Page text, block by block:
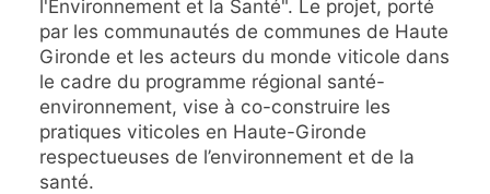
l'Environnement et la Santé". Le projet, porté
par les communautés de communes de Haute
Gironde et les acteurs du monde viticole dans
le cadre du programme régional santé-
environnement, vise à co-construire les
pratiques viticoles en Haute-Gironde
respectueuses de l’environnement et de la
santé.